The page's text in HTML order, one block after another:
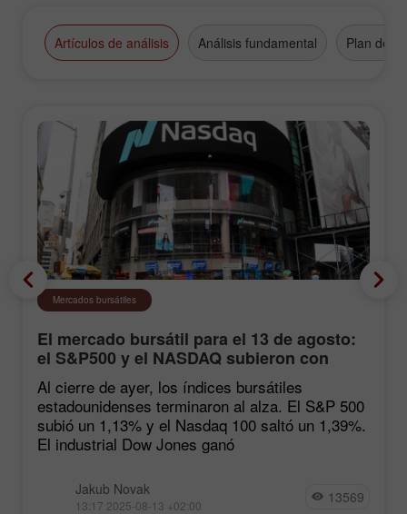
Artículos de análisis Análisis fundamental Plan de
Mercados bursátiles
El mercado bursátil para el 13 de agosto:
el S&P500 y el NASDAQ subieron con
fuerza tras las estadísticas de inflación
Al cierre de ayer, los índices bursátiles
estadounidenses terminaron al alza. El S&P 500
subió un 1,13% y el Nasdaq 100 saltó un 1,39%.
El industrial Dow Jones ganó
Jakub Novak
13:17 2025-08-13 +02:00 13569